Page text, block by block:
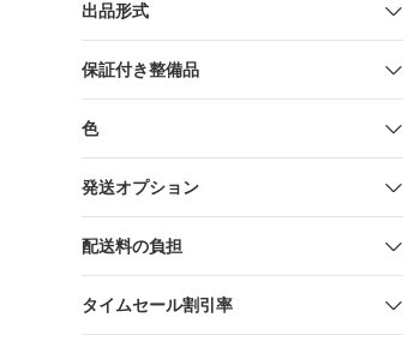
出品形式
保証付き整備品
色
発送オプション
配送料の負担
タイムセール割引率